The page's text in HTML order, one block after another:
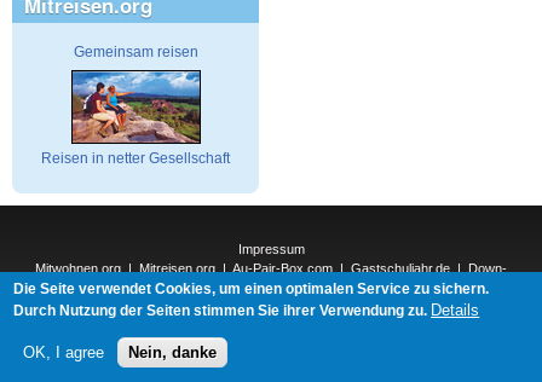
Gemeinsam reisen
Reisen in netter Gesellschaft
Impressum
Mitwohnen.org|Mitreisen.org|Au-Pair-Box.com|Gastschuljahr.de|Down-
Under.org |Elderpair.com|
Interconnections-Verlag.de|Natur-und-Umwelt.org|ReiseTops.com|
Die Seite verwendet Cookies, um einen optimalen Service zu sichern.
Durch Nutzung der Seiten stimmen Sie ihrer Verwendung zu. Details
OK, I agree Nein, danke